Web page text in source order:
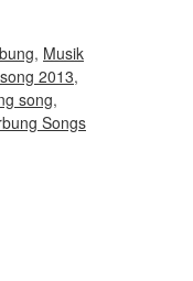
, Musik
2013,
song,
Songs